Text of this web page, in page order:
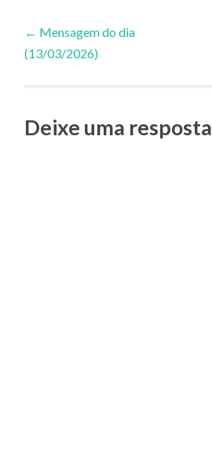
Navegação
de
Posts
← Mensagem do dia
(13/03/2026)
Deixe uma resposta